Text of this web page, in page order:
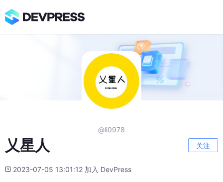
@li0978
乂星人 关注
2023-07-05 13:01:12 加入 DevPress